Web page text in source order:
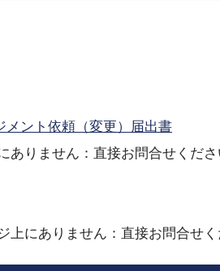
メント依頼（変更）届出書
りません：直接お問合せくださ
にありません：直接お問合せく